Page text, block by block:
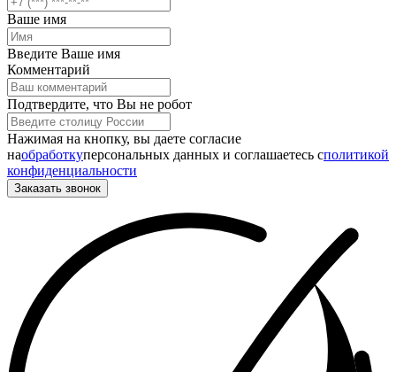
Ваше имя
Введите Ваше имя
Комментарий
Подтвердите, что Вы не робот
Нажимая на кнопку, вы даете согласие
наобработкуперсональных данных и соглашаетесь cполитикой
конфиденциальности
Заказать звонок